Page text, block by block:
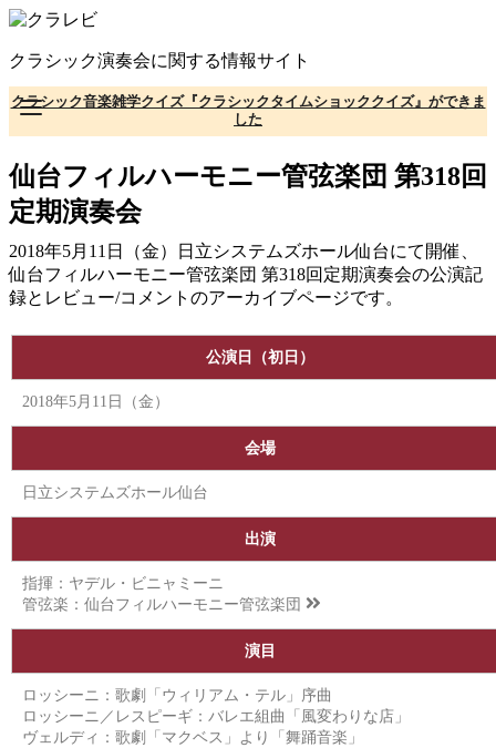
コ
テ
ン
ツ
へ
動
クラシック演奏会に関する情報サイト
クラシック音楽雑学クイズ『クラシックタイムショッククイズ』ができま
した
仙台フィルハーモニー管弦楽団 第318回
定期演奏会
2018年5月11日（金）日立システムズホール仙台にて開催、
仙台フィルハーモニー管弦楽団 第318回定期演奏会の公演記
録とレビュー/コメントのアーカイブページです。
公演日（初日）
2018年5月11日（金）
会場
日立システムズホール仙台
出演
指揮：ヤデル・ビニャミーニ
管弦楽： 仙台フィルハーモニー管弦楽団
演目
ロッシーニ：歌劇「ウィリアム・テル」序曲
ロッシーニ／レスピーギ：バレエ組曲「風変わりな店」
ヴェルディ：歌劇「マクベス」より「舞踊音楽」